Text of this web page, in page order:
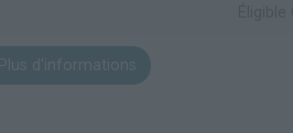
Plus d'informations